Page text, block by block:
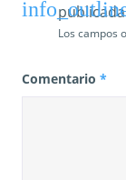
Los campos
Comentario *